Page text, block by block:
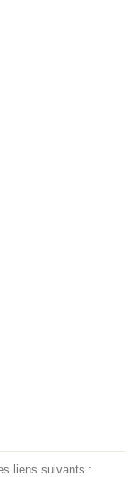
liens suivants :